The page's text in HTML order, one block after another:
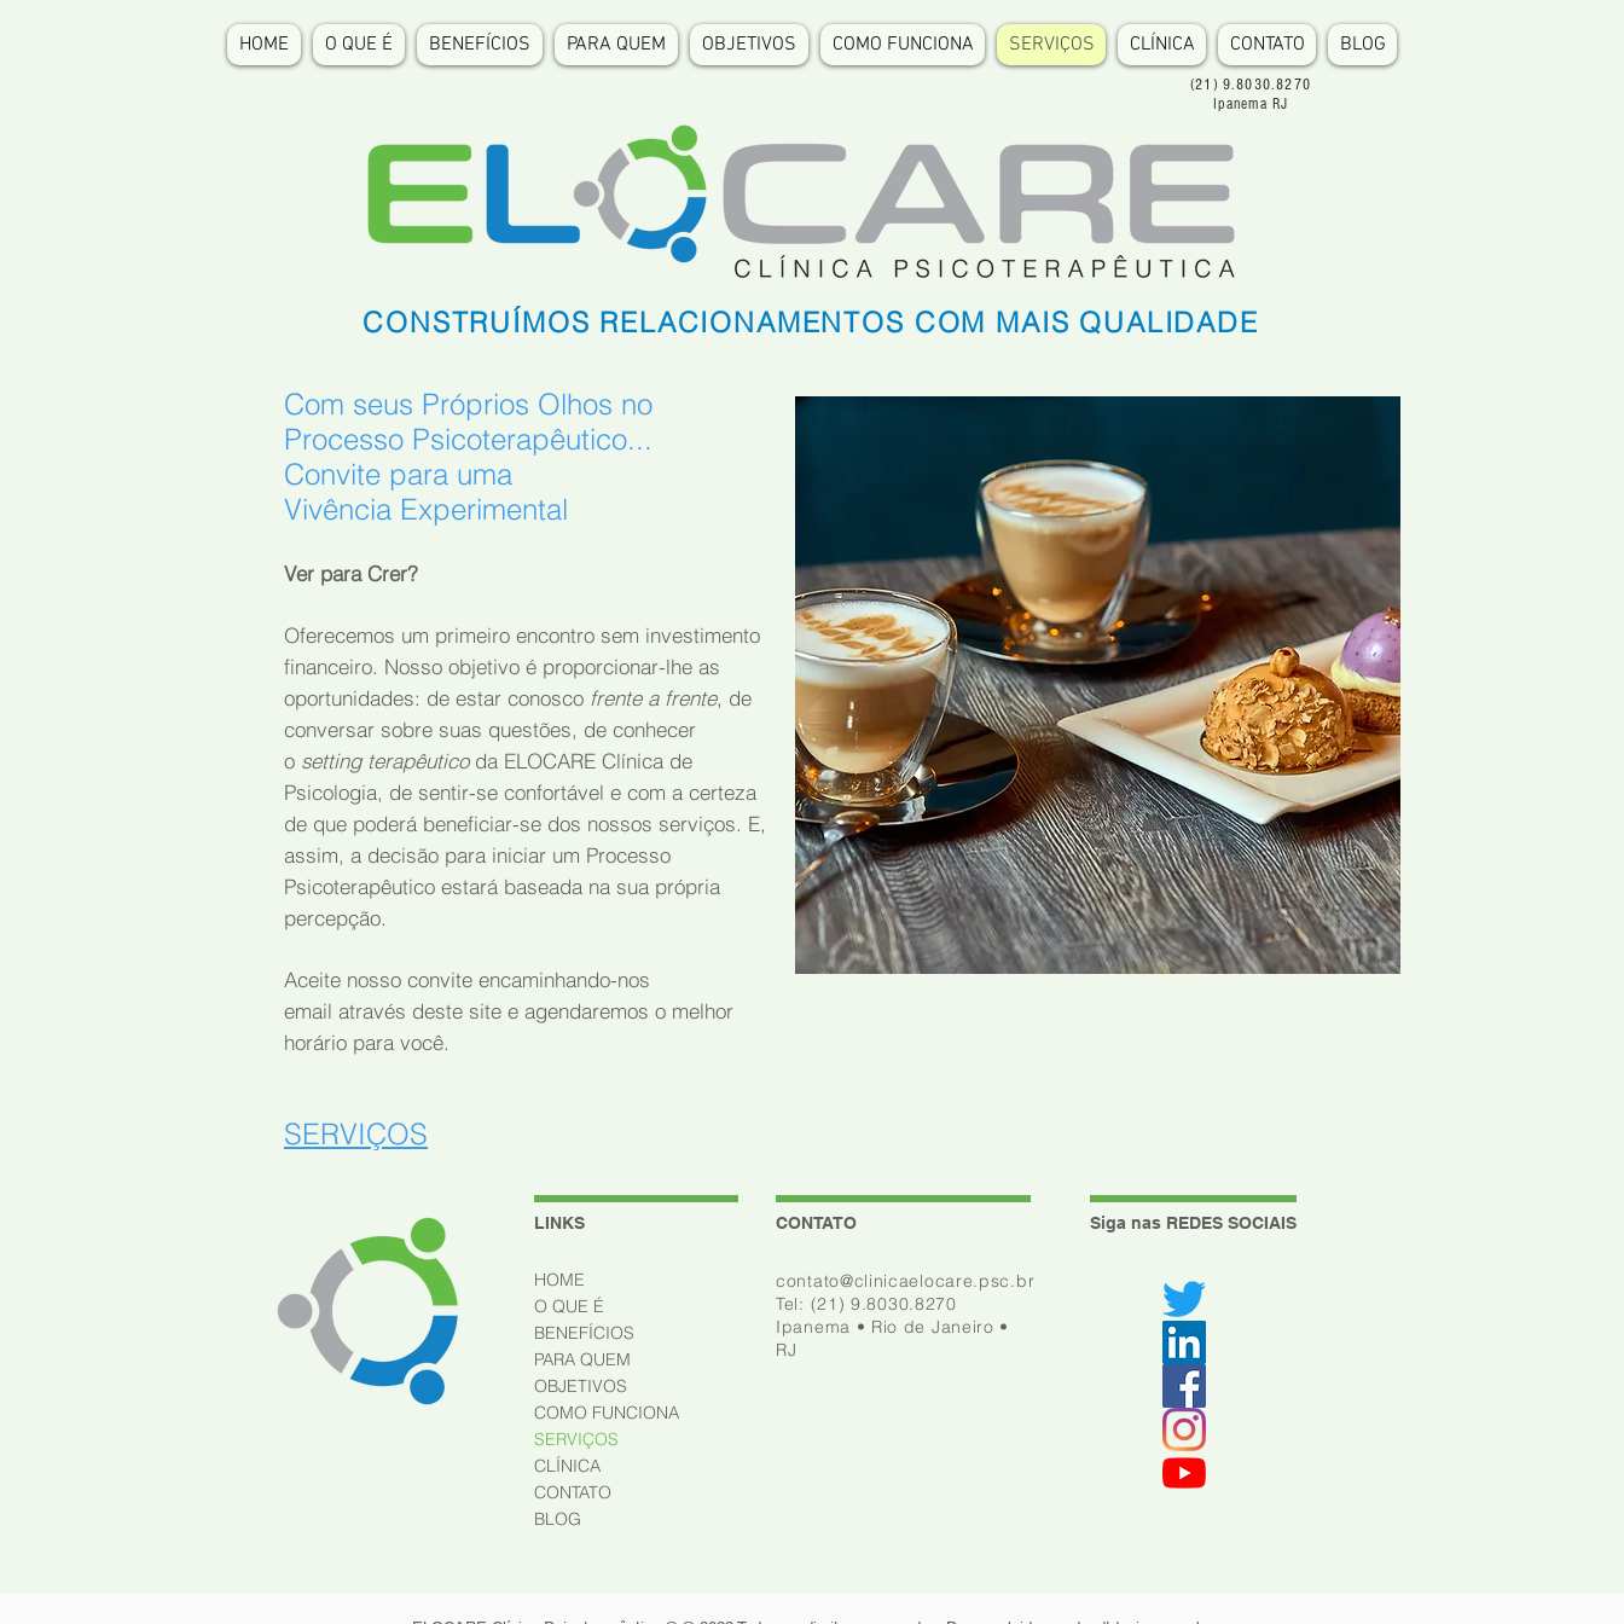
HOME O QUE É BENEFÍCIOS PARA QUEM OBJETIVOS COMO FUNCIONA SERVIÇOS CLÍNICA CONTATO BLOG
(21) 9.8030.8270
Ipanema RJ
CONSTRUÍMOS RELACIONAMENTOS COM MAIS QUALIDADE
Com seus Próprios Olhos no
Processo Psicoterapêutico...
Convite para uma
Vivência Experimental
Ver para Crer?
Oferecemos um primeiro encontro sem investimento
financeiro. Nosso objetivo é proporcionar-lhe as
oportunidades: de estar conosco frente a frente, de
conversar sobre suas questões, de conhecer
o setting terapêutico da ELOCARE Clínica de
Psicologia, de sentir-se confortável e com a certeza
de que poderá beneficiar-se dos nossos serviços. E,
assim, a decisão para iniciar um Processo
Psicoterapêutico estará baseada na sua própria
percepção.
Aceite nosso convite encaminhando-nos
email através deste site e agendaremos o melhor
horário para você.
SERVIÇOS
LINKS CONTATO
HOME
O QUE É
BENEFÍCIOS
PARA QUEM
OBJETIVOS
COMO FUNCIONA
SERVIÇOS
CLÍNICA
CONTATO
BLOG
contato@clinicaelocare.psc.br
Tel: (21) 9.8030.8270
Ipanema • Rio de Janeiro •
RJ
Siga nas REDES SOCIAIS